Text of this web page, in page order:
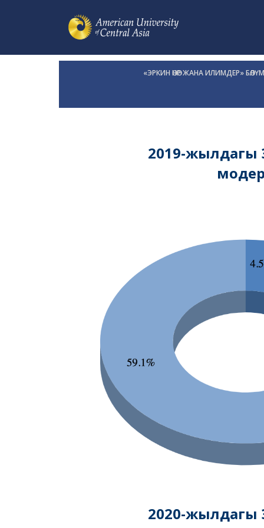
«ЭРКИН ӨНӨР ЖАНА ИЛИМДЕР»
2019-жылдагы
2020-жылдагы